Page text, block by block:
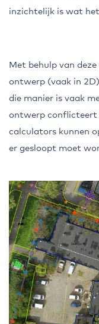
inzichtelijk is wat
Met behulp van
ontwerp (vaak in
die manier is vaak
ontwerp conflicteert
calculators kunnen
er gesloopt moet